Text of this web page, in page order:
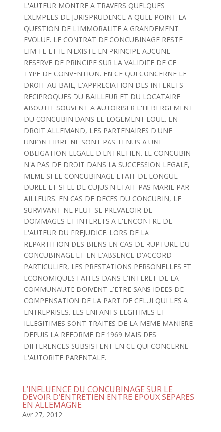
L'AUTEUR MONTRE A TRAVERS QUELQUES
EXEMPLES DE JURISPRUDENCE A QUEL POINT LA
QUESTION DE L'IMMORALITE A GRANDEMENT
EVOLUE. LE CONTRAT DE CONCUBINAGE RESTE
LIMITE ET IL N'EXISTE EN PRINCIPE AUCUNE
RESERVE DE PRINCIPE SUR LA VALIDITE DE CE
TYPE DE CONVENTION. EN CE QUI CONCERNE LE
DROIT AU BAIL, L'APPRECIATION DES INTERETS
RECIPROQUES DU BAILLEUR ET DU LOCATAIRE
ABOUTIT SOUVENT A AUTORISER L'HEBERGEMENT
DU CONCUBIN DANS LE LOGEMENT LOUE. EN
DROIT ALLEMAND, LES PARTENAIRES D'UNE
UNION LIBRE NE SONT PAS TENUS A UNE
OBLIGATION LEGALE D'ENTRETIEN. LE CONCUBIN
N'A PAS DE DROIT DANS LA SUCCESSION LEGALE,
MEME SI LE CONCUBINAGE ETAIT DE LONGUE
DUREE ET SI LE DE CUJUS N'ETAIT PAS MARIE PAR
AILLEURS. EN CAS DE DECES DU CONCUBIN, LE
SURVIVANT NE PEUT SE PREVALOIR DE
DOMMAGES ET INTERETS A L'ENCONTRE DE
L'AUTEUR DU PREJUDICE. LORS DE LA
REPARTITION DES BIENS EN CAS DE RUPTURE DU
CONCUBINAGE ET EN L'ABSENCE D'ACCORD
PARTICULIER, LES PRESTATIONS PERSONELLES ET
ECONOMIQUES FAITES DANS L'INTERET DE LA
COMMUNAUTE DOIVENT L'ETRE SANS IDEES DE
COMPENSATION DE LA PART DE CELUI QUI LES A
ENTREPRISES. LES ENFANTS LEGITIMES ET
ILLEGITIMES SONT TRAITES DE LA MEME MANIERE
DEPUIS LA REFORME DE 1969 MAIS DES
DIFFERENCES SUBSISTENT EN CE QUI CONCERNE
L'AUTORITE PARENTALE.
L’INFLUENCE DU CONCUBINAGE SUR LE
DEVOIR D’ENTRETIEN ENTRE EPOUX SEPARES
EN ALLEMAGNE
Avr 27, 2012